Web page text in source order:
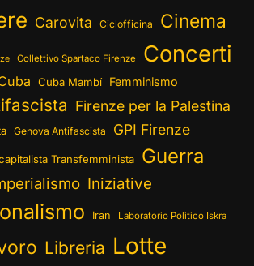
Carovita Ciclofficina Cinema
Collettivo Spartaco Firenze Concerti
Cuba Mambí Femminismo
Firenze per la Palestina
Genova Antifascista GPI Firenze
Transfemminista Guerra
Iniziative
Iran Laboratorio Politico Iskra
Libreria Lotte